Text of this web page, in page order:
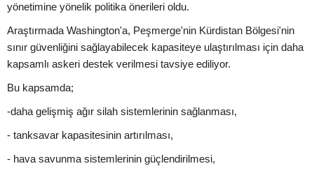
yönetimine yönelik politika önerileri oldu.
Araştırmada Washington'a, Peşmerge'nin Kürdistan Bölgesi'nin
sınır güvenliğini sağlayabilecek kapasiteye ulaştırılması için daha
kapsamlı askeri destek verilmesi tavsiye ediliyor.
Bu kapsamda;
-daha gelişmiş ağır silah sistemlerinin sağlanması,
- tanksavar kapasitesinin artırılması,
- hava savunma sistemlerinin güçlendirilmesi,